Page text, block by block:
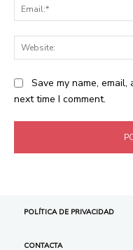
POLÍTICA DE PRIVACIDAD
CONTACTA